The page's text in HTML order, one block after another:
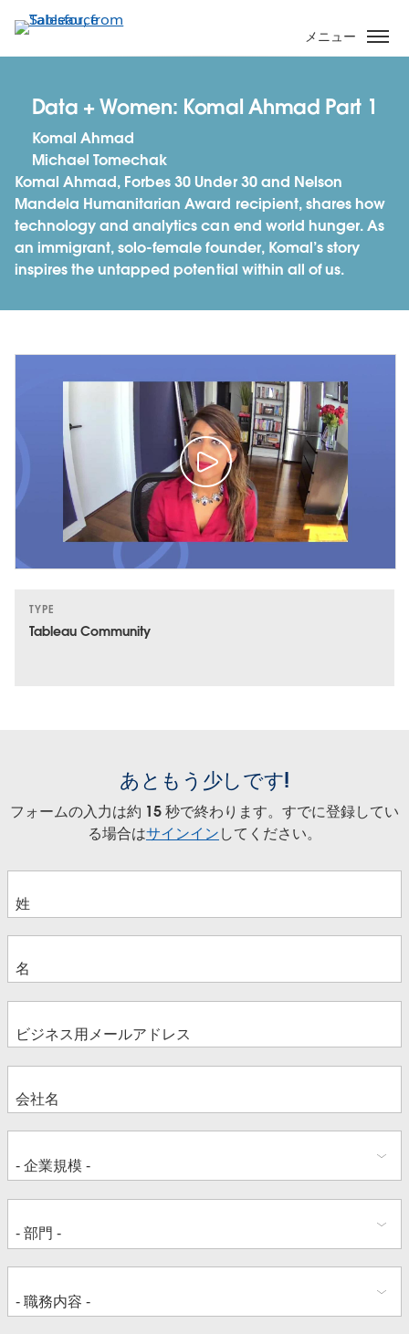
イ
ン
動
メニュー
Data + Women: Komal Ahmad Part 1
Komal Ahmad
Michael Tomechak
Komal Ahmad, Forbes 30 Under 30 and Nelson
Mandela Humanitarian Award recipient, shares how
technology and analytics can end world hunger. As
an immigrant, solo-female founder, Komal’s story
inspires the untapped potential within all of us.
TYPE
Tableau Community
あともう少しです!
フォームの入力は約 15 秒で終わります。すでに登録してい
る場合はサインインしてください。